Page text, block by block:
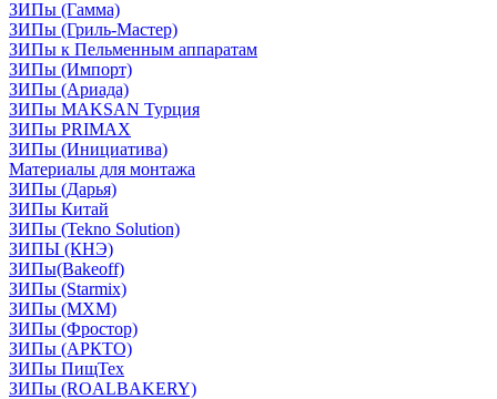
ЗИПы (Гамма)
ЗИПы (Гриль-Мастер)
ЗИПы к Пельменным аппаратам
ЗИПы (Импорт)
ЗИПы (Ариада)
ЗИПы MAKSAN Турция
ЗИПы PRIMAX
ЗИПы (Инициатива)
Материалы для монтажа
ЗИПы (Дарья)
ЗИПы Китай
ЗИПы (Tekno Solution)
ЗИПЫ (КНЭ)
ЗИПы(Bakeoff)
ЗИПы (Starmix)
ЗИПы (МХМ)
ЗИПы (Фростор)
ЗИПы (АРКТО)
ЗИПы ПищТех
ЗИПы (ROALBAKERY)